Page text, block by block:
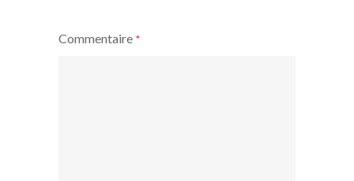
Commentaire *